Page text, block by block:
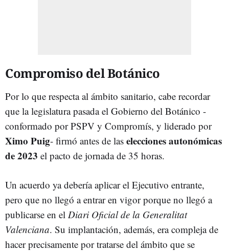
Compromiso del Botánico
Por lo que respecta al ámbito sanitario, cabe recordar
que la legislatura pasada el Gobierno del Botánico -
conformado por PSPV y Compromís, y liderado por
Ximo Puig- firmó antes de las elecciones autonómicas
de 2023 el pacto de jornada de 35 horas.
Un acuerdo ya debería aplicar el Ejecutivo entrante,
pero que no llegó a entrar en vigor porque no llegó a
publicarse en el Diari Oficial de la Generalitat
Valenciana. Su implantación, además, era compleja de
hacer precisamente por tratarse del ámbito que se